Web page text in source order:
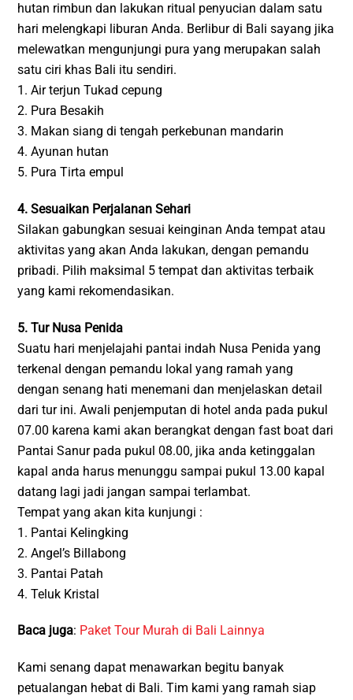
hutan rimbun dan lakukan ritual penyucian dalam satu
hari melengkapi liburan Anda. Berlibur di Bali sayang jika
melewatkan mengunjungi pura yang merupakan salah
satu ciri khas Bali itu sendiri.
1. Air terjun Tukad cepung
2. Pura Besakih
3. Makan siang di tengah perkebunan mandarin
4. Ayunan hutan
5. Pura Tirta empul
4. Sesuaikan Perjalanan Sehari
Silakan gabungkan sesuai keinginan Anda tempat atau
aktivitas yang akan Anda lakukan, dengan pemandu
pribadi. Pilih maksimal 5 tempat dan aktivitas terbaik
yang kami rekomendasikan.
5. Tur Nusa Penida
Suatu hari menjelajahi pantai indah Nusa Penida yang
terkenal dengan pemandu lokal yang ramah yang
dengan senang hati menemani dan menjelaskan detail
dari tur ini. Awali penjemputan di hotel anda pada pukul
07.00 karena kami akan berangkat dengan fast boat dari
Pantai Sanur pada pukul 08.00, jika anda ketinggalan
kapal anda harus menunggu sampai pukul 13.00 kapal
datang lagi jadi jangan sampai terlambat.
Tempat yang akan kita kunjungi :
1. Pantai Kelingking
2. Angel’s Billabong
3. Pantai Patah
4. Teluk Kristal
Baca juga: Paket Tour Murah di Bali Lainnya
Kami senang dapat menawarkan begitu banyak
petualangan hebat di Bali. Tim kami yang ramah siap